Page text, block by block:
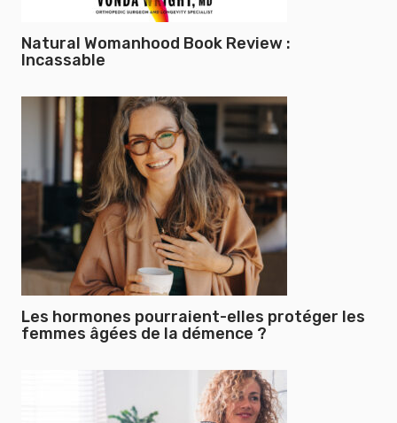
Natural Womanhood Book Review :
Incassable
Les hormones pourraient-elles protéger les
femmes âgées de la démence ?